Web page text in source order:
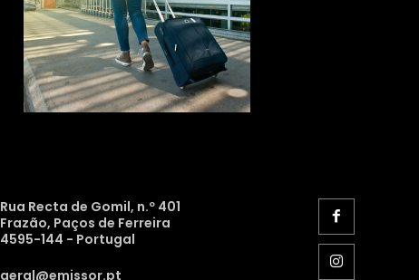
Rua Recta de Gomil, n.º 401
Frazão, Paços de Ferreira
4595-144 - Portugal
geral@emissor.pt